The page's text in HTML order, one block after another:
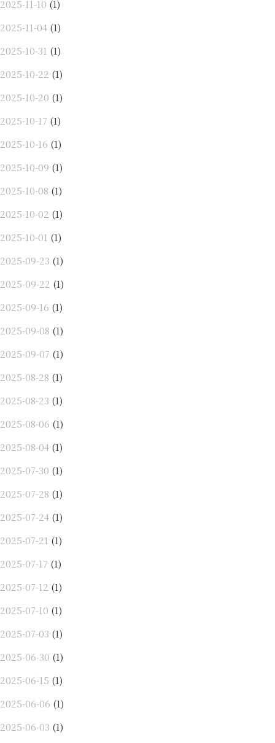
2025-11-10 (1)
2025-11-04 (1)
2025-10-31 (1)
2025-10-22 (1)
2025-10-20 (1)
2025-10-17 (1)
2025-10-16 (1)
2025-10-09 (1)
2025-10-08 (1)
2025-10-02 (1)
2025-10-01 (1)
2025-09-23 (1)
2025-09-22 (1)
2025-09-16 (1)
2025-09-08 (1)
2025-09-07 (1)
2025-08-28 (1)
2025-08-23 (1)
2025-08-06 (1)
2025-08-04 (1)
2025-07-30 (1)
2025-07-28 (1)
2025-07-24 (1)
2025-07-21 (1)
2025-07-17 (1)
2025-07-12 (1)
2025-07-10 (1)
2025-07-03 (1)
2025-06-30 (1)
2025-06-15 (1)
2025-06-06 (1)
2025-06-03 (1)